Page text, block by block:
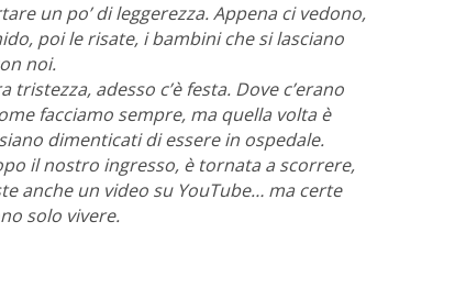
un po’ di leggerezza. Appena ci vedono,
poi le risate, i bambini che si lasciano
noi.
adesso c’è festa. Dove c’erano
facciamo sempre, ma quella volta è
dimenticati di essere in ospedale.
il nostro ingresso, è tornata a scorrere,
anche un video su YouTube… ma certe
solo vivere.